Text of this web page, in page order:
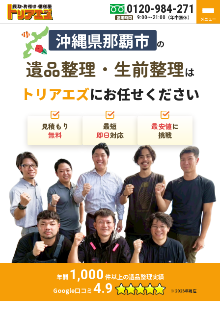
0120-984-271
営業時間 9:00～21:00 （年中無休） メニュー
お問い合わせ LINEお見積もり
年間 1,000 件以上の遺品整理実績
Google口コミ 4.9 ※2025年現在
沖縄県那覇市 の
遺品整理・生前整理は
トリアエズにお任せください
見積もり
無料
最短
即日対応
最安値に
挑戦